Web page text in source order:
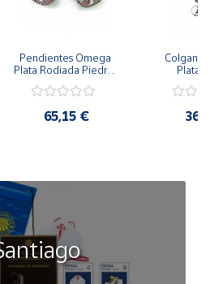
Pendientes Omega
Plata Rodiada Piedras
65,15 €
Plata